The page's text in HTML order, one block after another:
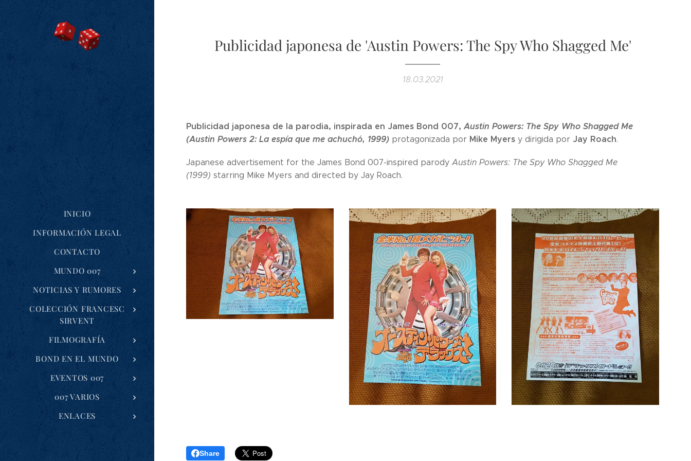
INICIO
INFORMACIÓN LEGAL
CONTACTO
MUNDO 007
NOTICIAS Y RUMORES
COLECCIÓN FRANCESC
SIRVENT
FILMOGRAFÍA
BOND EN EL MUNDO
EVENTOS 007
007 VARIOS
ENLACES
Publicidad japonesa de 'Austin Powers: The Spy Who Shagged Me'
18.03.2021
Publicidad japonesa de la parodia, inspirada en James Bond 007, Austin Powers: The Spy Who Shagged Me
(Austin Powers 2: La espía que me achuchó, 1999) protagonizada por Mike Myers y dirigida por Jay Roach.
Japanese advertisement for the James Bond 007-inspired parody Austin Powers: The Spy Who Shagged Me
(1999) starring Mike Myers and directed by Jay Roach.
Share